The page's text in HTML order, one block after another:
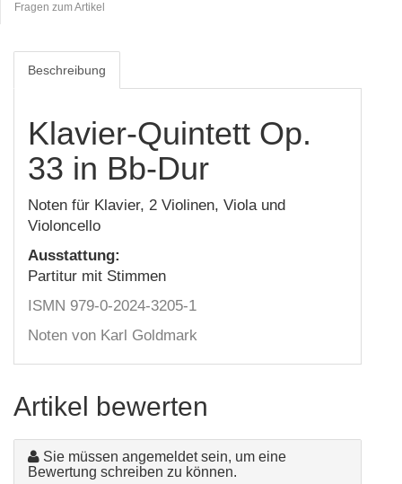
Fragen zum Artikel
Beschreibung
Klavier-Quintett Op.
33 in Bb-Dur
Noten für Klavier, 2 Violinen, Viola und
Violoncello
Ausstattung:
Partitur mit Stimmen
ISMN 979-0-2024-3205-1
Noten von Karl Goldmark
Artikel bewerten
Sie müssen angemeldet sein, um eine
Bewertung schreiben zu können.